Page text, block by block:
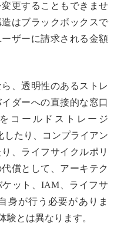
更することもできませ
はブラックボックスで
ザーに請求される金額
ら、透明性のあるストレ
ダーへの直接的な窓口
コールドストレージ
したり、コンプライアン
、ライフサイクルポリ
償として、アーキテク
ット、IAM、ライフサ
身が行う必要がありま
験とは異なります。